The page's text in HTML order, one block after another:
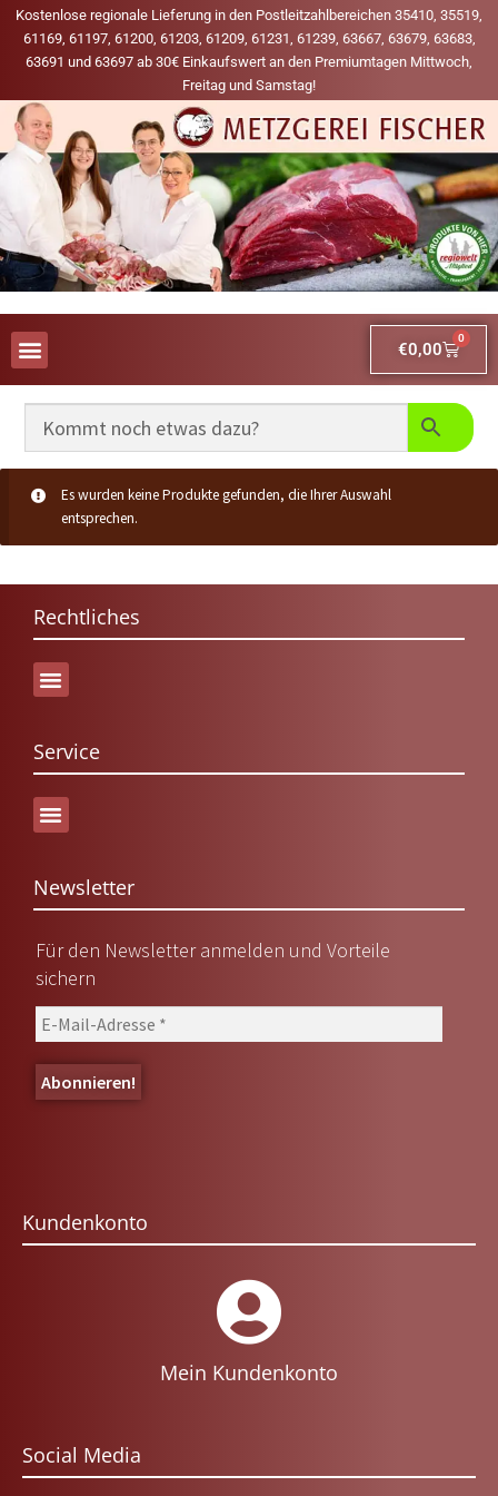
Kostenlose regionale Lieferung in den Postleitzahlbereichen 35410, 35519,
61169, 61197, 61200, 61203, 61209, 61231, 61239, 63667, 63679, 63683,
63691 und 63697 ab 30€ Einkaufswert an den Premiumtagen Mittwoch,
Freitag und Samstag!
€0,00
0
Es wurden keine Produkte gefunden, die Ihrer Auswahl
entsprechen.
Rechtliches
Service
Newsletter
Für den Newsletter anmelden und Vorteile
sichern
Kundenkonto
Mein Kundenkonto
Social Media